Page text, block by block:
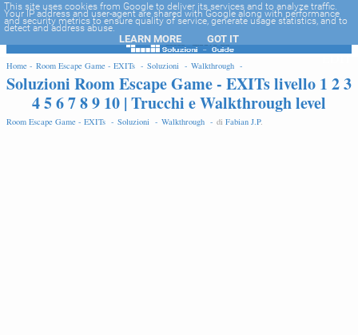
-->
Home - Room Escape Game - EXITs - Soluzioni - Walkthrough -
Soluzioni Room Escape Game - EXITs livello 1 2 3
4 5 6 7 8 9 10 | Trucchi e Walkthrough level
Room Escape Game - EXITs - Soluzioni - Walkthrough - di Fabian J.P.
EDIT
This site uses cookies from Google to deliver its services and to analyze traffic.
Your IP address and user-agent are shared with Google along with performance
and security metrics to ensure quality of service, generate usage statistics, and to
detect and address abuse.
LEARN MORE GOT IT